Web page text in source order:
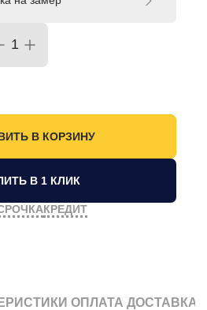
В 1 КЛИК
КРЕДИТ
ОПЛАТА ДОСТАВКА